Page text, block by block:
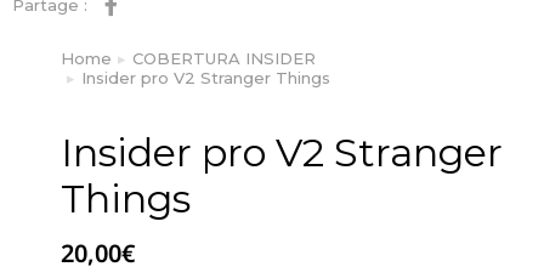
Partage :
You are here:
Home
COBERTURA INSIDER
Insider pro V2 Stranger Things
Insider pro V2 Stranger
Things
20,00€